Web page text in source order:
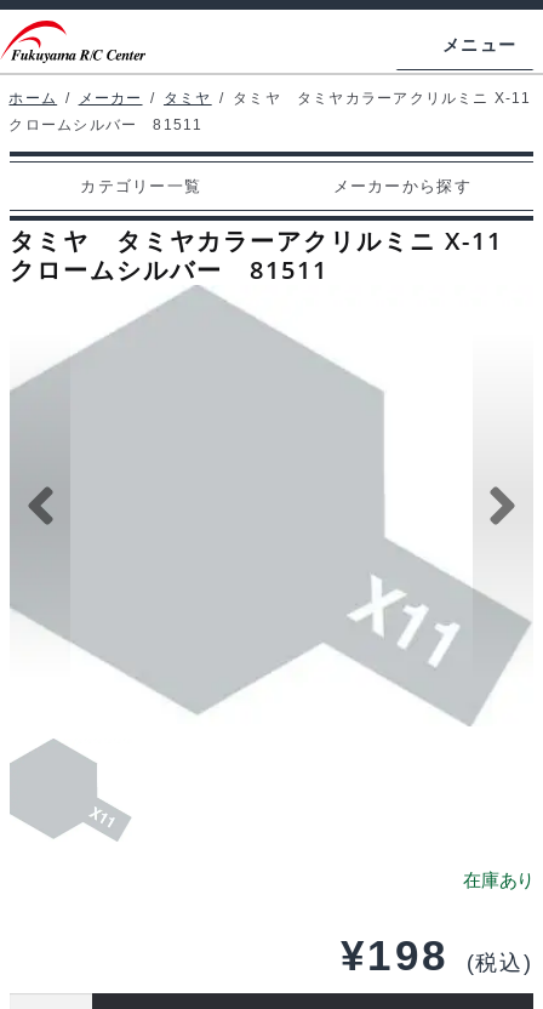
ビ
ゲ
ー
シ
ン
へ
ン
テ
ン
ツ
ス
キ
メニュー
ホームページ
マイアカウント
カート
支払い
カテゴリー一覧
ブログ
ホーム / メーカー / タミヤ / タミヤ タミヤカラーアクリルミニ X-11
クロームシルバー 81511
カテゴリー一覧 メーカーから探す
タミヤ タミヤカラーアクリルミニ X-11
クロームシルバー 81511
¥198 (税込)